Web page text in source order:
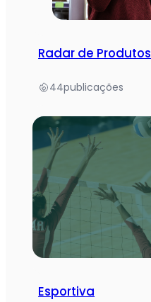
Radar de Produtos
44publicações
Esportiva